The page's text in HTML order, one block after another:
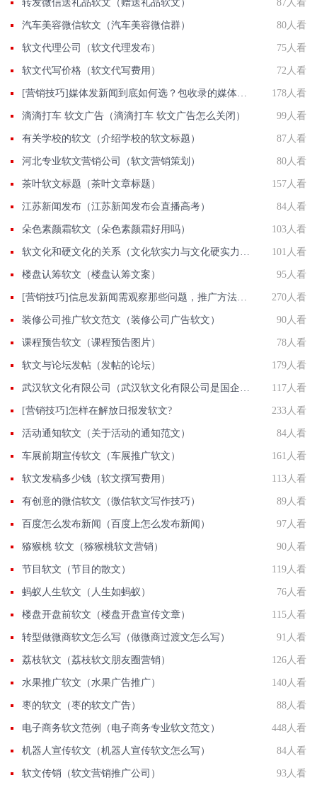
转发微信送礼品软文（赠送礼品软文） 87人看
汽车美容微信软文（汽车美容微信群） 80人看
软文代理公司（软文代理发布） 75人看
软文代写价格（软文代写费用） 72人看
178人看
滴滴打车 软文广告（滴滴打车 软文广告怎么关闭） 99人看
有关学校的软文（介绍学校的软文标题） 87人看
河北专业软文营销公司（软文营销策划） 80人看
茶叶软文标题（茶叶文章标题） 157人看
江苏新闻发布（江苏新闻发布会直播高考） 84人看
朵色素颜霜软文（朵色素颜霜好用吗） 103人看
101人看
楼盘认筹软文（楼盘认筹文案） 95人看
270人看
装修公司推广软文范文（装修公司广告软文） 90人看
课程预告软文（课程预告图片） 78人看
软文与论坛发帖（发帖的论坛） 179人看
117人看
[营销技巧]怎样在解放日报发软文? 233人看
活动通知软文（关于活动的通知范文） 84人看
车展前期宣传软文（车展推广软文） 161人看
软文发稿多少钱（软文撰写费用） 113人看
有创意的微信软文（微信软文写作技巧） 89人看
百度怎么发布新闻（百度上怎么发布新闻） 97人看
猕猴桃 软文（猕猴桃软文营销） 90人看
节目软文（节目的散文） 119人看
蚂蚁人生软文（人生如蚂蚁） 76人看
楼盘开盘前软文（楼盘开盘宣传文章） 115人看
转型做微商软文怎么写（做微商过渡文怎么写） 91人看
荔枝软文（荔枝软文朋友圈营销） 126人看
水果推广软文（水果广告推广） 140人看
枣的软文（枣的软文广告） 88人看
电子商务软文范例（电子商务专业软文范文） 448人看
机器人宣传软文（机器人宣传软文怎么写） 84人看
软文传销（软文营销推广公司） 93人看